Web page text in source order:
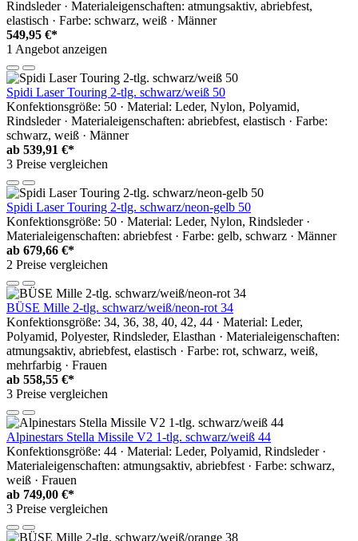
Rindsleder · Materialeigenschaften: atmungsaktiv, abriebfest,
elastisch · Farbe: schwarz, weiß · Männer
549,95 €*
1 Angebot anzeigen
Spidi Laser Touring 2-tlg. schwarz/weiß 50
Konfektionsgröße: 50 · Material: Leder, Nylon, Polyamid,
Rindsleder · Materialeigenschaften: abriebfest, elastisch · Farbe:
schwarz, weiß · Männer
ab 539,91 €*
3 Preise vergleichen
Spidi Laser Touring 2-tlg. schwarz/neon-gelb 50
Konfektionsgröße: 50 · Material: Leder, Nylon, Rindsleder ·
Materialeigenschaften: abriebfest · Farbe: gelb, schwarz · Männer
ab 679,66 €*
2 Preise vergleichen
BÜSE Mille 2-tlg. schwarz/weiß/neon-rot 34
Konfektionsgröße: 34, 36, 38, 40, 42, 44 · Material: Leder,
Polyamid, Polyester, Rindsleder, Elasthan · Materialeigenschaften:
atmungsaktiv, abriebfest, elastisch · Farbe: rot, schwarz, weiß,
mehrfarbig · Frauen
ab 558,55 €*
3 Preise vergleichen
Alpinestars Stella Missile V2 1-tlg. schwarz/weiß 44
Konfektionsgröße: 44 · Material: Leder, Polyamid, Rindsleder ·
Materialeigenschaften: atmungsaktiv, abriebfest · Farbe: schwarz,
weiß · Frauen
ab 749,00 €*
3 Preise vergleichen